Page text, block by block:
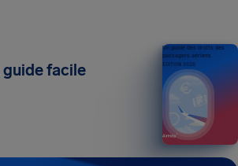
facile
Un guide des droits des
passagers aériens
ÉDITION 2026